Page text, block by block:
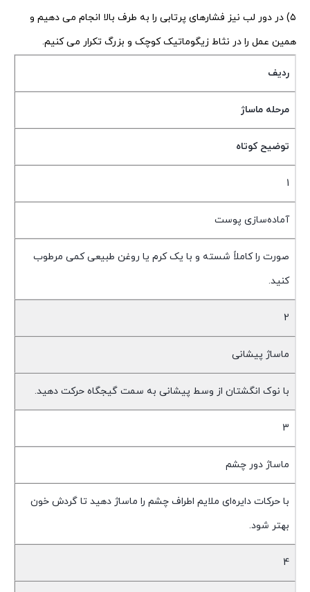
۵) در دور لب نیز فشارهای پرتابی را به طرف بالا انجام می دهیم و
همین عمل را در نثاط زیگوماتیک کوچک و بزرگ تکرار می کنیم.
ردیف
مرحله ماساژ
توضیح کوتاه
1
آماده‌سازی پوست
صورت را کاملاً شسته و با یک کرم یا روغن طبیعی کمی مرطوب
کنید.
2
ماساژ پیشانی
با نوک انگشتان از وسط پیشانی به سمت گیجگاه حرکت دهید.
3
ماساژ دور چشم
با حرکات دایره‌ای ملایم اطراف چشم را ماساژ دهید تا گردش خون
بهتر شود.
4